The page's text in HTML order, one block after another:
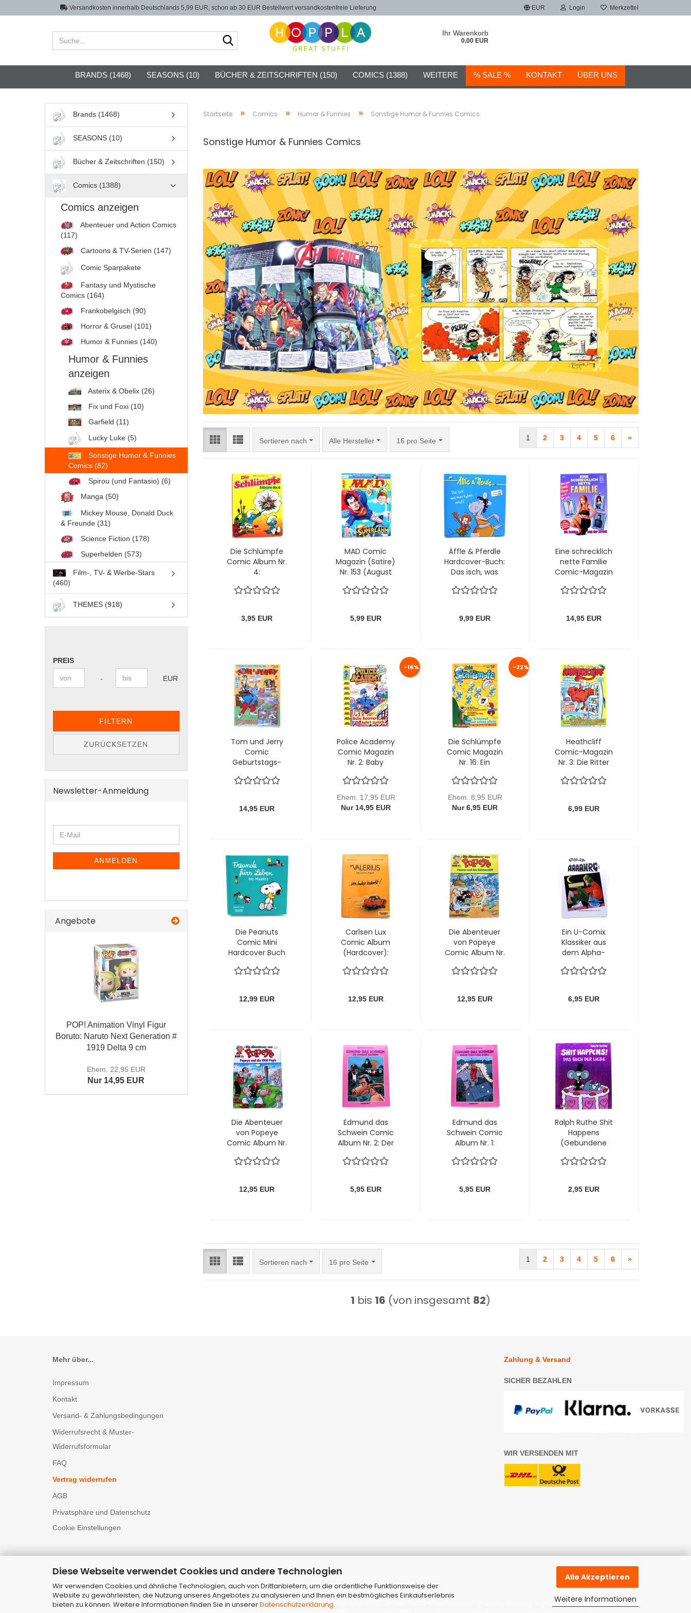
Diese Webseite verwendet Cookies und andere Technologien
Wir verwenden Cookies und ähnliche Technologien, auch von Drittanbietern, um die ordentliche Funktionsweise der
Website zu gewährleisten, die Nutzung unseres Angebotes zu analysieren und Ihnen ein bestmögliches Einkaufserlebnis
bieten zu können. Weitere Informationen finden Sie in unsererDatenschutzerklärung.
Alle Akzeptieren
Weitere Informationen
Versandkosten innerhalb Deutschlands 5,99 EUR, schon ab 30 EUR Bestellwert versandkostenfreie Lieferung EUR Login Merkzettel
Ihr Warenkorb
0,00 EUR
BRANDS (1468) SEASONS (10) BÜCHER & ZEITSCHRIFTEN (150) COMICS (1388) % SALE % KONTAKT ÜBER UNS
WEITERE
Startseite » Comics » Humor & Funnies » Sonstige Humor & Funnies Comics
Sonstige Humor & Funnies Comics
Sortieren nach
Sortieren nach Alle Hersteller 16 pro Seite
pro Seite 1 2 3 4 5 6 »
Die Schlümpfe
Comic Album Nr.
4:
von Gevacur
3,95 EUR
MAD Comic
Magazin (Satire)
Nr. 153 (August
Superlahm:
5,99 EUR
Äffle & Pferdle
Hardcover-Buch:
Das isch, was
muuß! von
9,99 EUR
Eine schrecklich
nette Familie
Comic-Magazin
Bundys
14,95 EUR
Tom und Jerry
Comic
Geburtstags-
Condor
14,95 EUR
-16%
Police Academy
Comic Magazin
Nr. 2: Baby
zurück von
Bastei
Ehem. 17,95 EUR
Nur 14,95 EUR
-22%
Die Schlümpfe
Comic Magazin
Nr. 16: Ein
kommt selten
allein von Bastei
Ehem. 8,95 EUR
Nur 6,95 EUR
Heathcliff
Comic-Magazin
Nr. 3: Die Ritter
von Condor
6,99 EUR
Die Peanuts
Comic Mini
Hardcover Buch
fürs Leben von
12,99 EUR
Carlsen Lux
Comic Album
(Hardcover):
Comic-
von Carlsen
12,95 EUR
Die Abenteuer
von Popeye
Comic Album Nr.
das Geisterschiff
12,95 EUR
Ein U-Comix
Klassiker aus
dem Alpha-
(Hardcover):
6,95 EUR
Die Abenteuer
von Popeye
Comic Album Nr.
die 1000 Popis
12,95 EUR
Edmund das
Schwein Comic
Album Nr. 2: Der
Kontinent von
5,95 EUR
Edmund das
Schwein Comic
Album Nr. 1:
nach Afrika von
5,95 EUR
Ralph Ruthe Shit
Happens
(Gebundene
Buch der Liebe
2,95 EUR
Sortieren nach
Sortieren nach 16 pro Seite
pro Seite 1 2 3 4 5 6 »
1 bis 16 (von insgesamt 82)
Brands (1468)
SEASONS (10)
Bücher & Zeitschriften (150)
Comics (1388)
Comics anzeigen
Abenteuer und Action Comics
(117)
Cartoons & TV-Serien (147)
Comic Sparpakete
Fantasy und Mystische
Comics (164)
Frankobelgisch (90)
Horror & Grusel (101)
Humor & Funnies (140)
Humor & Funnies
anzeigen
Asterix & Obelix (26)
Fix und Foxi (10)
Garfield (11)
Lucky Luke (5)
Sonstige Humor & Funnies
Comics (82)
Spirou (und Fantasio) (6)
Manga (50)
Mickey Mouse, Donald Duck
& Freunde (31)
Science Fiction (178)
Superhelden (573)
Film-, TV- & Werbe-Stars
(460)
THEMES (918)
PREIS
Preis bis - EUR
FILTERN
ZURÜCKSETZEN
Newsletter-Anmeldung
ZUR
ANMELDUNG
E-
Mail
ANMELDEN
Angebote
POP! Animation Vinyl Figur
Boruto: Naruto Next Generation #
1919 Delta 9 cm
Ehem. 22,95 EUR
Nur 14,95 EUR
Mehr über...
Impressum
Kontakt
Versand- & Zahlungsbedingungen
Widerrufsrecht & Muster-
Widerrufsformular
FAQ
Vertrag widerrufen
AGB
Privatsphäre und Datenschutz
Cookie Einstellungen
Zahlung & Versand
SICHER BEZAHLEN
WIR VERSENDEN MIT
Webshopby Gambio.de © 2026 | Template vonJungCreative
Alle Preise inkl. MwSt. & zzgl. Versandkosten
Alle Markennamen, Warenzeichen sowie sämtliche Produktbilder sind Eigentum Ihrer rechtmäßigen Eigentümer und dienen hier nur der Beschreibung.